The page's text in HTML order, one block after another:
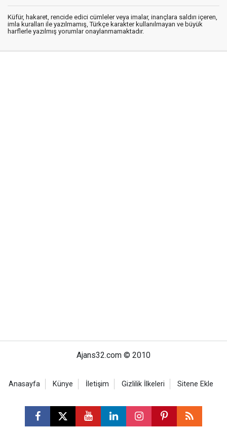
Küfür, hakaret, rencide edici cümleler veya imalar, inançlara saldırı içeren,
imla kuralları ile yazılmamış, Türkçe karakter kullanılmayan ve büyük
harflerle yazılmış yorumlar onaylanmamaktadır.
Ajans32.com © 2010
Anasayfa Künye İletişim Gizlilik İlkeleri Sitene Ekle